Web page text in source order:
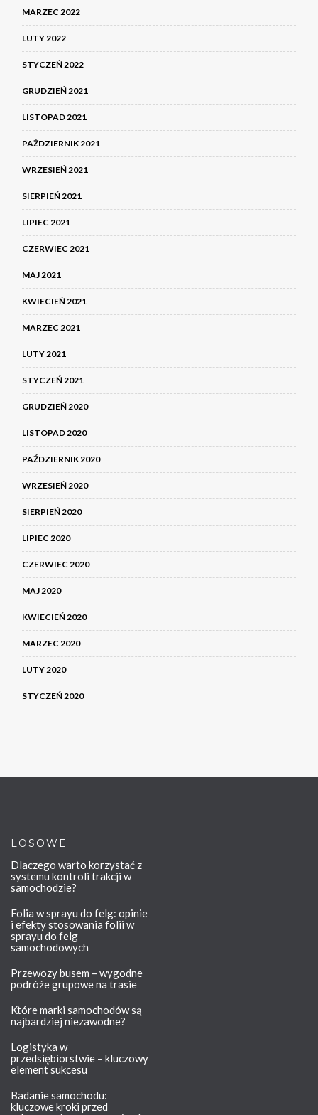
MARZEC 2022
LUTY 2022
STYCZEŃ 2022
GRUDZIEŃ 2021
LISTOPAD 2021
PAŹDZIERNIK 2021
WRZESIEŃ 2021
SIERPIEŃ 2021
LIPIEC 2021
CZERWIEC 2021
MAJ 2021
KWIECIEŃ 2021
MARZEC 2021
LUTY 2021
STYCZEŃ 2021
GRUDZIEŃ 2020
LISTOPAD 2020
PAŹDZIERNIK 2020
WRZESIEŃ 2020
SIERPIEŃ 2020
LIPIEC 2020
CZERWIEC 2020
MAJ 2020
KWIECIEŃ 2020
MARZEC 2020
LUTY 2020
STYCZEŃ 2020
LOSOWE
Dlaczego warto korzystać z
systemu kontroli trakcji w
samochodzie?
Folia w sprayu do felg: opinie
i efekty stosowania folii w
sprayu do felg
samochodowych
Przewozy busem – wygodne
podróże grupowe na trasie
Które marki samochodów są
najbardziej niezawodne?
Logistyka w
przedsiębiorstwie – kluczowy
element sukcesu
Badanie samochodu:
kluczowe kroki przed